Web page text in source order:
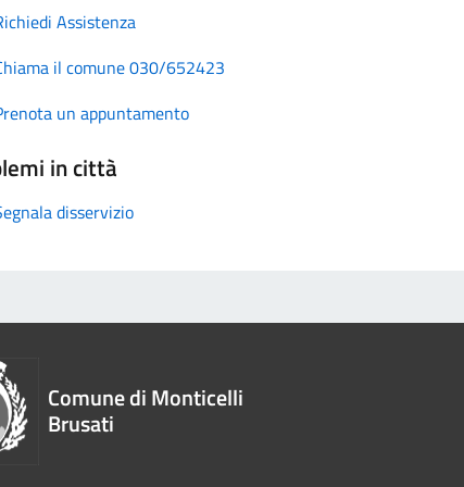
Assistenza
il comune 030/652423
un appuntamento
in città
disservizio
Comune di Monticelli
Brusati